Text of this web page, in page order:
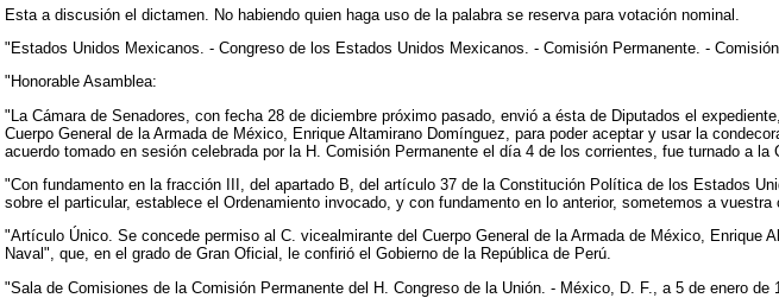
Esta a discusión el dictamen. No habiendo quien haga uso de la palabra se reserva para votación nominal.
"Estados Unidos Mexicanos. - Congreso de los Estados Unidos Mexicanos. - Comisión Permanente. -
"Honorable Asamblea:
"La Cámara de Senadores, con fecha 28 de diciembre próximo pasado, envió a ésta de Diputados el
Cuerpo General de la Armada de México, Enrique Altamirano Domínguez, para poder aceptar y usar la
acuerdo tomado en sesión celebrada por la H. Comisión Permanente el día 4 de los corrientes, fue turnado a
"Con fundamento en la fracción III, del apartado B, del artículo 37 de la Constitución Política de los Estados
sobre el particular, establece el Ordenamiento invocado, y con fundamento en lo anterior, sometemos a
"Artículo Único. Se concede permiso al C. vicealmirante del Cuerpo General de la Armada de México,
Naval", que, en el grado de Gran Oficial, le confirió el Gobierno de la República de Perú.
"Sala de Comisiones de la Comisión Permanente del H. Congreso de la Unión. - México, D. F., a 5 de enero